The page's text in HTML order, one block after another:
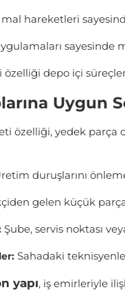
mal hareketleri
sayesinde
özelliği depo içi
Uygun
özelliği, yedek parça
duruşlarını
gelen küçük
Şube, servis noktası
Sahadaki
yapı, iş emirleriyle